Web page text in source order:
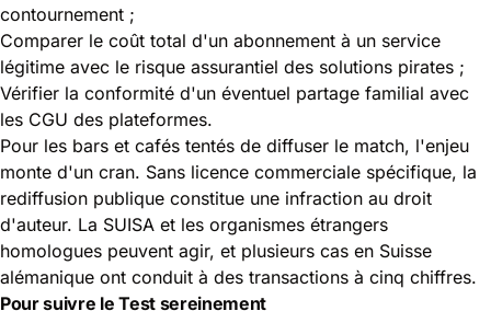
contournement ;
Comparer le coût total d'un abonnement à un service
légitime avec le risque assurantiel des solutions pirates ;
Vérifier la conformité d'un éventuel partage familial avec
les CGU des plateformes.
Pour les bars et cafés tentés de diffuser le match, l'enjeu
monte d'un cran. Sans licence commerciale spécifique, la
rediffusion publique constitue une infraction au droit
d'auteur. La SUISA et les organismes étrangers
homologues peuvent agir, et plusieurs cas en Suisse
alémanique ont conduit à des transactions à cinq chiffres.
Pour suivre le Test sereinement